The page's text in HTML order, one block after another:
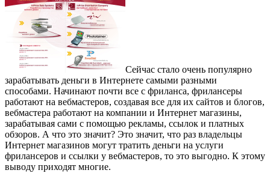
Сейчас стало очень популярно
зарабатывать деньги в Интернете самыми разными
способами. Начинают почти все с фриланса, фрилансеры
работают на вебмастеров, создавая все для их сайтов и блогов,
вебмастера работают на компании и Интернет магазины,
зарабатывая сами с помощью рекламы, ссылок и платных
обзоров. А что это значит? Это значит, что раз владельцы
Интернет магазинов могут тратить деньги на услуги
фрилансеров и ссылки у вебмастеров, то это выгодно. К этому
выводу приходят многие.